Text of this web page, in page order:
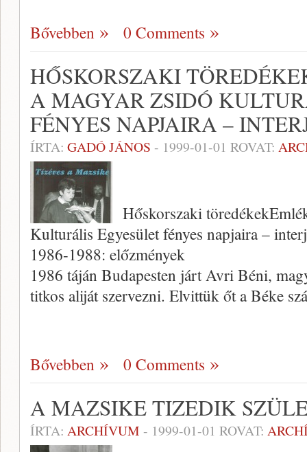
Bővebben 0 Comments
HŐSKORSZAKI
A MAGYAR ZSIDÓ
FÉNYES NAPJAIRA –
ÍRTA: GADÓ JÁNOS - 1999-01-01 ROVAT:
Hőskorszaki
Kulturális Egyesület fényes napjaira –
1986-1988: előzmények
1986 táján Budapesten járt Avri Béni,
tit­kos aliját szervezni. Elvittük őt a Béke
Bővebben 0 Comments
A MAZSIKE TIZEDIK
ÍRTA: ARCHÍVUM - 1999-01-01 ROVAT: